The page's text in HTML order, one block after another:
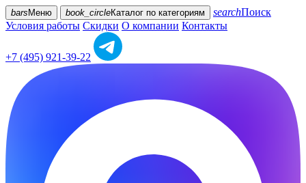
bars Меню book_circleКаталог по категориям searchПоиск
Условия работы Скидки О компании Контакты
+7 (495) 921-39-22